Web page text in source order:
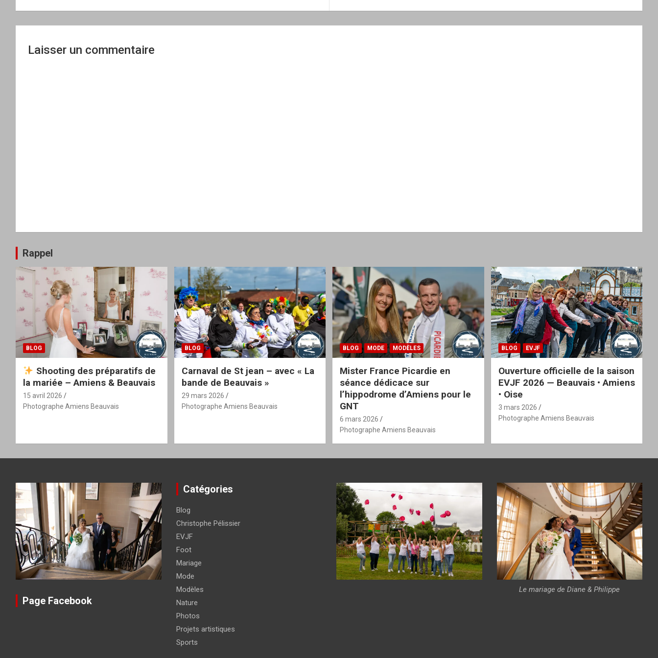
l’article
Laisser un commentaire
Rappel
BLOG
Shooting des préparatifs de
la mariée – Amiens & Beauvais
15 avril 2026
Photographe Amiens Beauvais
BLOG
Carnaval de St jean – avec « La
bande de Beauvais »
29 mars 2026
Photographe Amiens Beauvais
BLOG MODE MODÈLES
Mister France Picardie en
séance dédicace sur
l’hippodrome d’Amiens pour le
GNT
6 mars 2026
Photographe Amiens Beauvais
BLOG EVJF
Ouverture officielle de la saison
EVJF 2026 — Beauvais • Amiens
• Oise
3 mars 2026
Photographe Amiens Beauvais
Page Facebook
Catégories
Blog
Christophe Pélissier
EVJF
Foot
Mariage
Mode
Modèles
Nature
Photos
Projets artistiques
Sports
Le mariage de Diane & Philippe